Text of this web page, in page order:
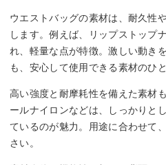
ウエストバッグの素材は、耐久性
します。例えば、リップストップ
れ、軽量な点が特徴。激しい動き
も、安心して使用できる素材のひと
高い強度と耐摩耗性を備えた素材
ールナイロンなどは、しっかりと
ているのが魅力。用途に合わせて
さい。